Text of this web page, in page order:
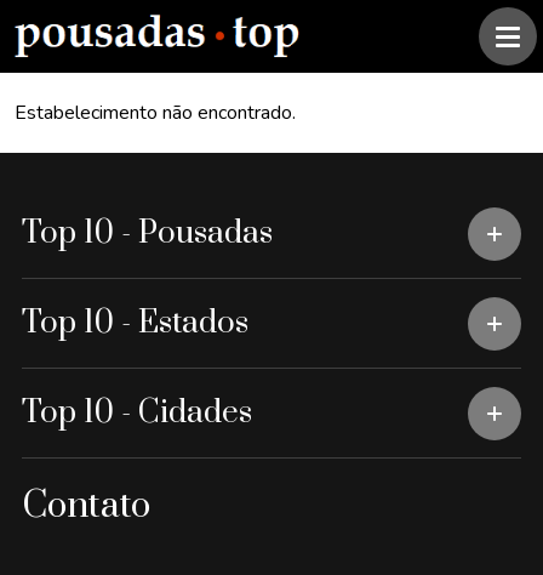
Estabelecimento não encontrado.
Top 10 - Pousadas
Top 10 - Estados
Top 10 - Cidades
Contato